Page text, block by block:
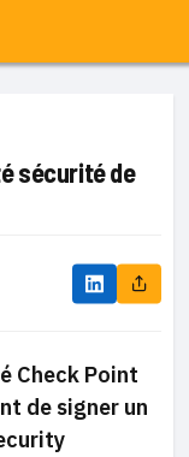
sécurité de
Check Point
de signer un